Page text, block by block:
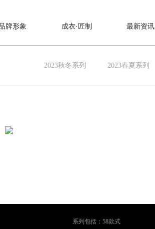
牌形象 成衣·匠制 最新资讯
2023秋冬系列 2023春夏系列
系列包括：58款式